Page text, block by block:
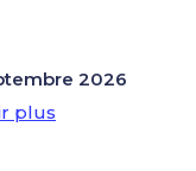
2026
plus